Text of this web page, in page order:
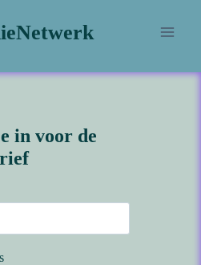
in voor de